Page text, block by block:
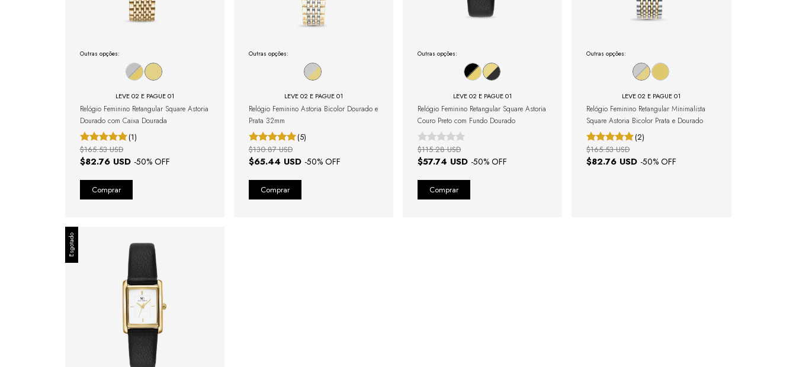
Outras opções:
LEVE 02 E PAGUE 01
Relógio Feminino Retangular Square Astoria
Dourado com Caixa Dourada
(1)
$82.76 USD -50% OFF
$165.53 USD
Outras opções:
LEVE 02 E PAGUE 01
Relógio Feminino Astoria Bicolor Dourado e
Prata 32mm
(5)
$65.44 USD -50% OFF
$130.87 USD
Outras opções:
LEVE 02 E PAGUE 01
Relógio Feminino Retangular Square Astoria
Couro Preto com Fundo Dourado
$57.74 USD -50% OFF
$115.28 USD
Outras opções:
LEVE 02 E PAGUE 01
Relógio Feminino Retangular Minimalista
Square Astoria Bicolor Prata e Dourado
(2)
$82.76 USD -50% OFF
$165.53 USD
Esgotado